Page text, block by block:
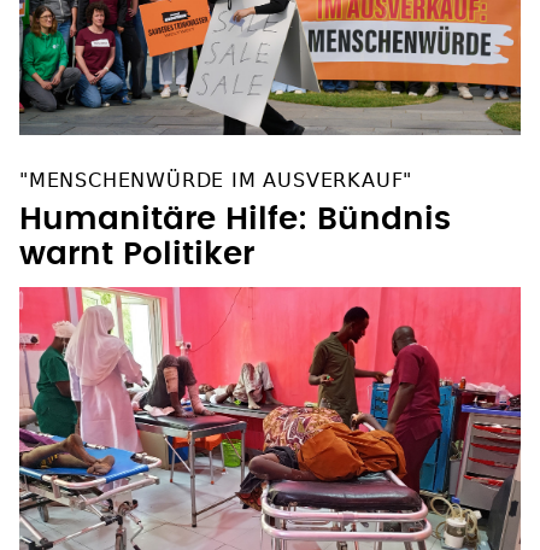
"MENSCHENWÜRDE IM AUSVERKAUF"
Humanitäre Hilfe: Bündnis
warnt Politiker